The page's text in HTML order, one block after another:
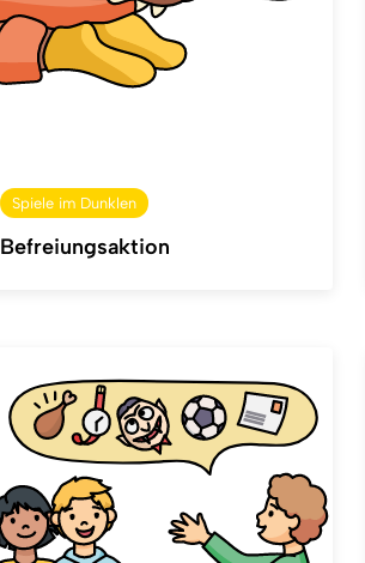
Spiele im Dunklen
Befreiungsaktion